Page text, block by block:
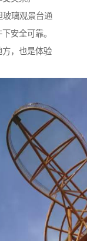
璃观景台通
安全可靠。
，也是体验